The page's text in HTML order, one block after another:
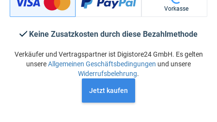
Vorkasse
Keine Zusatzkosten durch diese Bezahlmethode
Verkäufer und Vertragspartner ist Digistore24 GmbH. Es gelten
unsereAllgemeinen Geschäftsbedingungen und unsere
Widerrufsbelehrung.
Jetzt kaufen